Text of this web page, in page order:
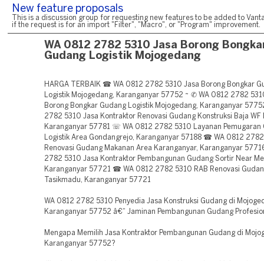
New feature proposals
This is a discussion group for requesting new features to be added to
if the request is for an import "Filter", "Macro", or "Program" improvement.
WA 0812 2782 5310 Jasa Borong
Gudang Logistik Mojogedang
HARGA TERBAIK ☎ WA 0812 2782 5310 Jasa Borong Bongkar
Logistik Mojogedang, Karanganyar 57752 ~ ✆ WA 0812 2782
Borong Bongkar Gudang Logistik Mojogedang, Karanganyar
2782 5310 Jasa Kontraktor Renovasi Gudang Konstruksi Baja WF
Karanganyar 57781 ☏ WA 0812 2782 5310 Layanan Pemugaran
Logistik Area Gondangrejo, Karanganyar 57188 ☎ WA 0812
Renovasi Gudang Makanan Area Karanganyar, Karanganyar
2782 5310 Jasa Kontraktor Pembangunan Gudang Sortir Near
Karanganyar 57721 ☎ WA 0812 2782 5310 RAB Renovasi
Tasikmadu, Karanganyar 57721
WA 0812 2782 5310 Penyedia Jasa Konstruksi Gudang di
Karanganyar 57752 â€“ Jaminan Pembangunan Gudang
Mengapa Memilih Jasa Kontraktor Pembangunan Gudang di
Karanganyar 57752?